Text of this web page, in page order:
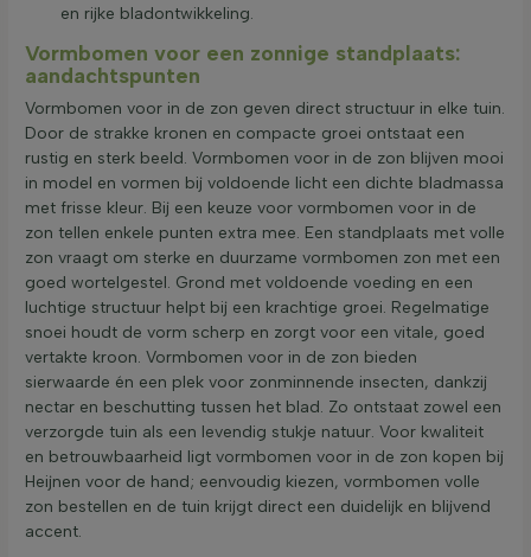
en rijke bladontwikkeling.
Vormbomen voor een zonnige standplaats:
aandachtspunten
Vormbomen voor in de zon geven direct structuur in elke tuin.
Door de strakke kronen en compacte groei ontstaat een
rustig en sterk beeld. Vormbomen voor in de zon blijven mooi
in model en vormen bij voldoende licht een dichte bladmassa
met frisse kleur. Bij een keuze voor vormbomen voor in de
zon tellen enkele punten extra mee. Een standplaats met volle
zon vraagt om sterke en duurzame vormbomen zon met een
goed wortelgestel. Grond met voldoende voeding en een
luchtige structuur helpt bij een krachtige groei. Regelmatige
snoei houdt de vorm scherp en zorgt voor een vitale, goed
vertakte kroon. Vormbomen voor in de zon bieden
sierwaarde én een plek voor zonminnende insecten, dankzij
nectar en beschutting tussen het blad. Zo ontstaat zowel een
verzorgde tuin als een levendig stukje natuur. Voor kwaliteit
en betrouwbaarheid ligt vormbomen voor in de zon kopen bij
Heijnen voor de hand; eenvoudig kiezen, vormbomen volle
zon bestellen en de tuin krijgt direct een duidelijk en blijvend
accent.